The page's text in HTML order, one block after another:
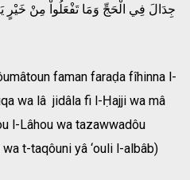
جِدَالَ فِي الْحَجِّ وَمَا تَفْعَلُواْ مِنْ خَيْرٍ
faman faraḍa fîhinna l-
wa lâ jidâla fi l-Ḥajji wa mâ
l-Lâhou wa tazawwadôu
t-taqôuni yâ ‘ouli l-albâb)